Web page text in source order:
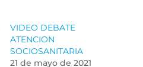
VIDEO DEBATE
ATENCION
SOCIOSANITARIA
21 de mayo de 2021